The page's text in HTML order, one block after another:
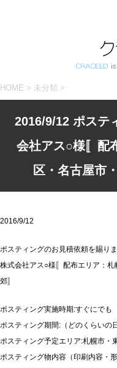
HOME > 未分類 >
2016/9/12 ポステ
会社アス○様〚配
区・名古屋市
2016/9/12
ポスティングのお見積依頼を賜り
株式会社アス○様〚配布エリア：
郊〛
ポスティング実施時期:すぐにでも
ポスティング期間:（どのくらいの
ポスティング予定エリア:札幌市・
ポスティング物内容（印刷内容・